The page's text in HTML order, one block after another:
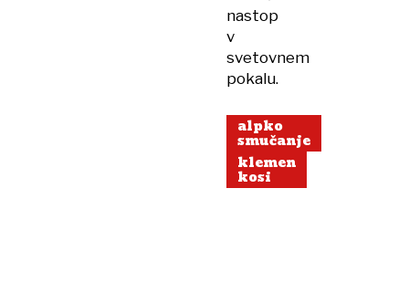
nastop
v
svetovnem
pokalu.
alpko
smučanje
klemen
kosi